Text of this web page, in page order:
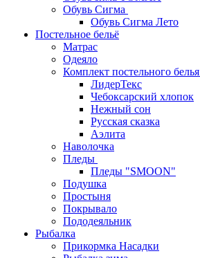
Обувь Сигма
Обувь Сигма Лето
Постельное бельё
Матрас
Одеяло
Комплект постельного белья
ЛидерТекс
Чебоксарский хлопок
Нежный сон
Русская сказка
Аэлита
Наволочка
Пледы
Пледы "SMOON"
Подушка
Простыня
Покрывало
Пододеяльник
Рыбалка
Прикормка Насадки